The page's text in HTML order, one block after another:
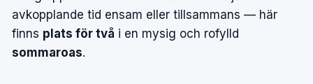
avkopplande tid ensam eller tillsammans — här
finns plats för två i en mysig och rofylld
sommaroas.